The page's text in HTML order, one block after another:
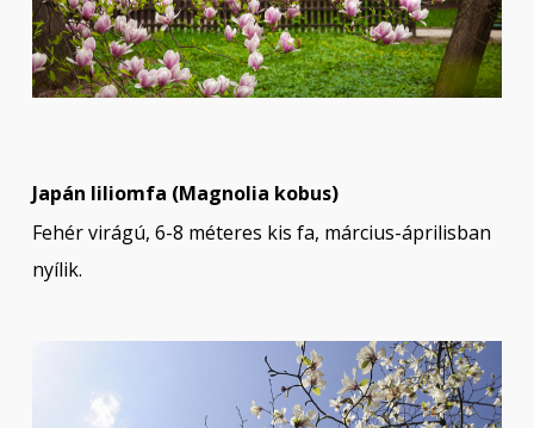
Japán liliomfa (Magnolia kobus)
Fehér virágú, 6-8 méteres kis fa, március-áprilisban
nyílik.